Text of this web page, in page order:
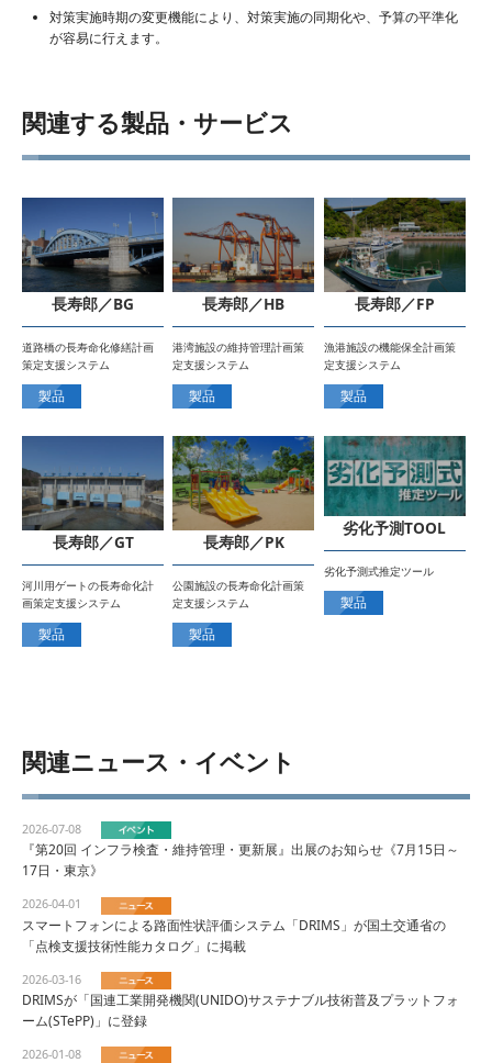
対策実施時期の変更機能により、対策実施の同期化や、予算の平準化
が容易に行えます。
関連する製品・サービス
長寿郎／BG
道路橋の長寿命化修繕計画
策定支援システム
製品
長寿郎／HB
港湾施設の維持管理計画策
定支援システム
製品
長寿郎／FP
漁港施設の機能保全計画策
定支援システム
製品
長寿郎／GT
河川用ゲートの長寿命化計
画策定支援システム
製品
長寿郎／PK
公園施設の長寿命化計画策
定支援システム
製品
劣化予測TOOL
劣化予測式推定ツール
製品
関連ニュース・イベント
2026-07-08
『第20回 インフラ検査・維持管理・更新展』出展のお知らせ《7月15日～
17日・東京》
2026-04-01
スマートフォンによる路面性状評価システム「DRIMS」が国土交通省の
「点検支援技術性能カタログ」に掲載
2026-03-16
DRIMSが「国連工業開発機関(UNIDO)サステナブル技術普及プラットフォ
ーム(STePP)」に登録
2026-01-08